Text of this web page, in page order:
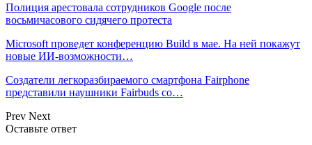
Полиция арестовала сотрудников Google после
восьмичасового сидячего протеста
Microsoft проведет конференцию Build в мае. На ней покажут
новые ИИ-возможности…
Создатели легкоразбираемого смартфона Fairphone
представили наушники Fairbuds со…
Prev Next
Оставьте ответ